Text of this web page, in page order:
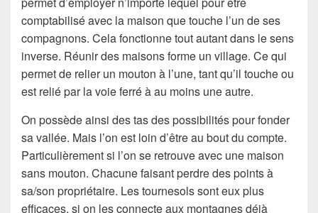
comptabilisé avec la maison que touche l’un de ses
compagnons. Cela fonctionne tout autant dans le sens
inverse. Réunir des maisons forme un village. Ce qui
permet de relier un mouton à l’une, tant qu’il touche ou
est relié par la voie ferré à au moins une autre.
On possède ainsi des tas des possibilités pour fonder
sa vallée. Mais l’on est loin d’être au bout du compte.
Particulièrement si l’on se retrouve avec une maison
sans mouton. Chacune faisant perdre des points à
sa/son propriétaire. Les tournesols sont eux plus
efficaces, si on les connecte aux montagnes déjà